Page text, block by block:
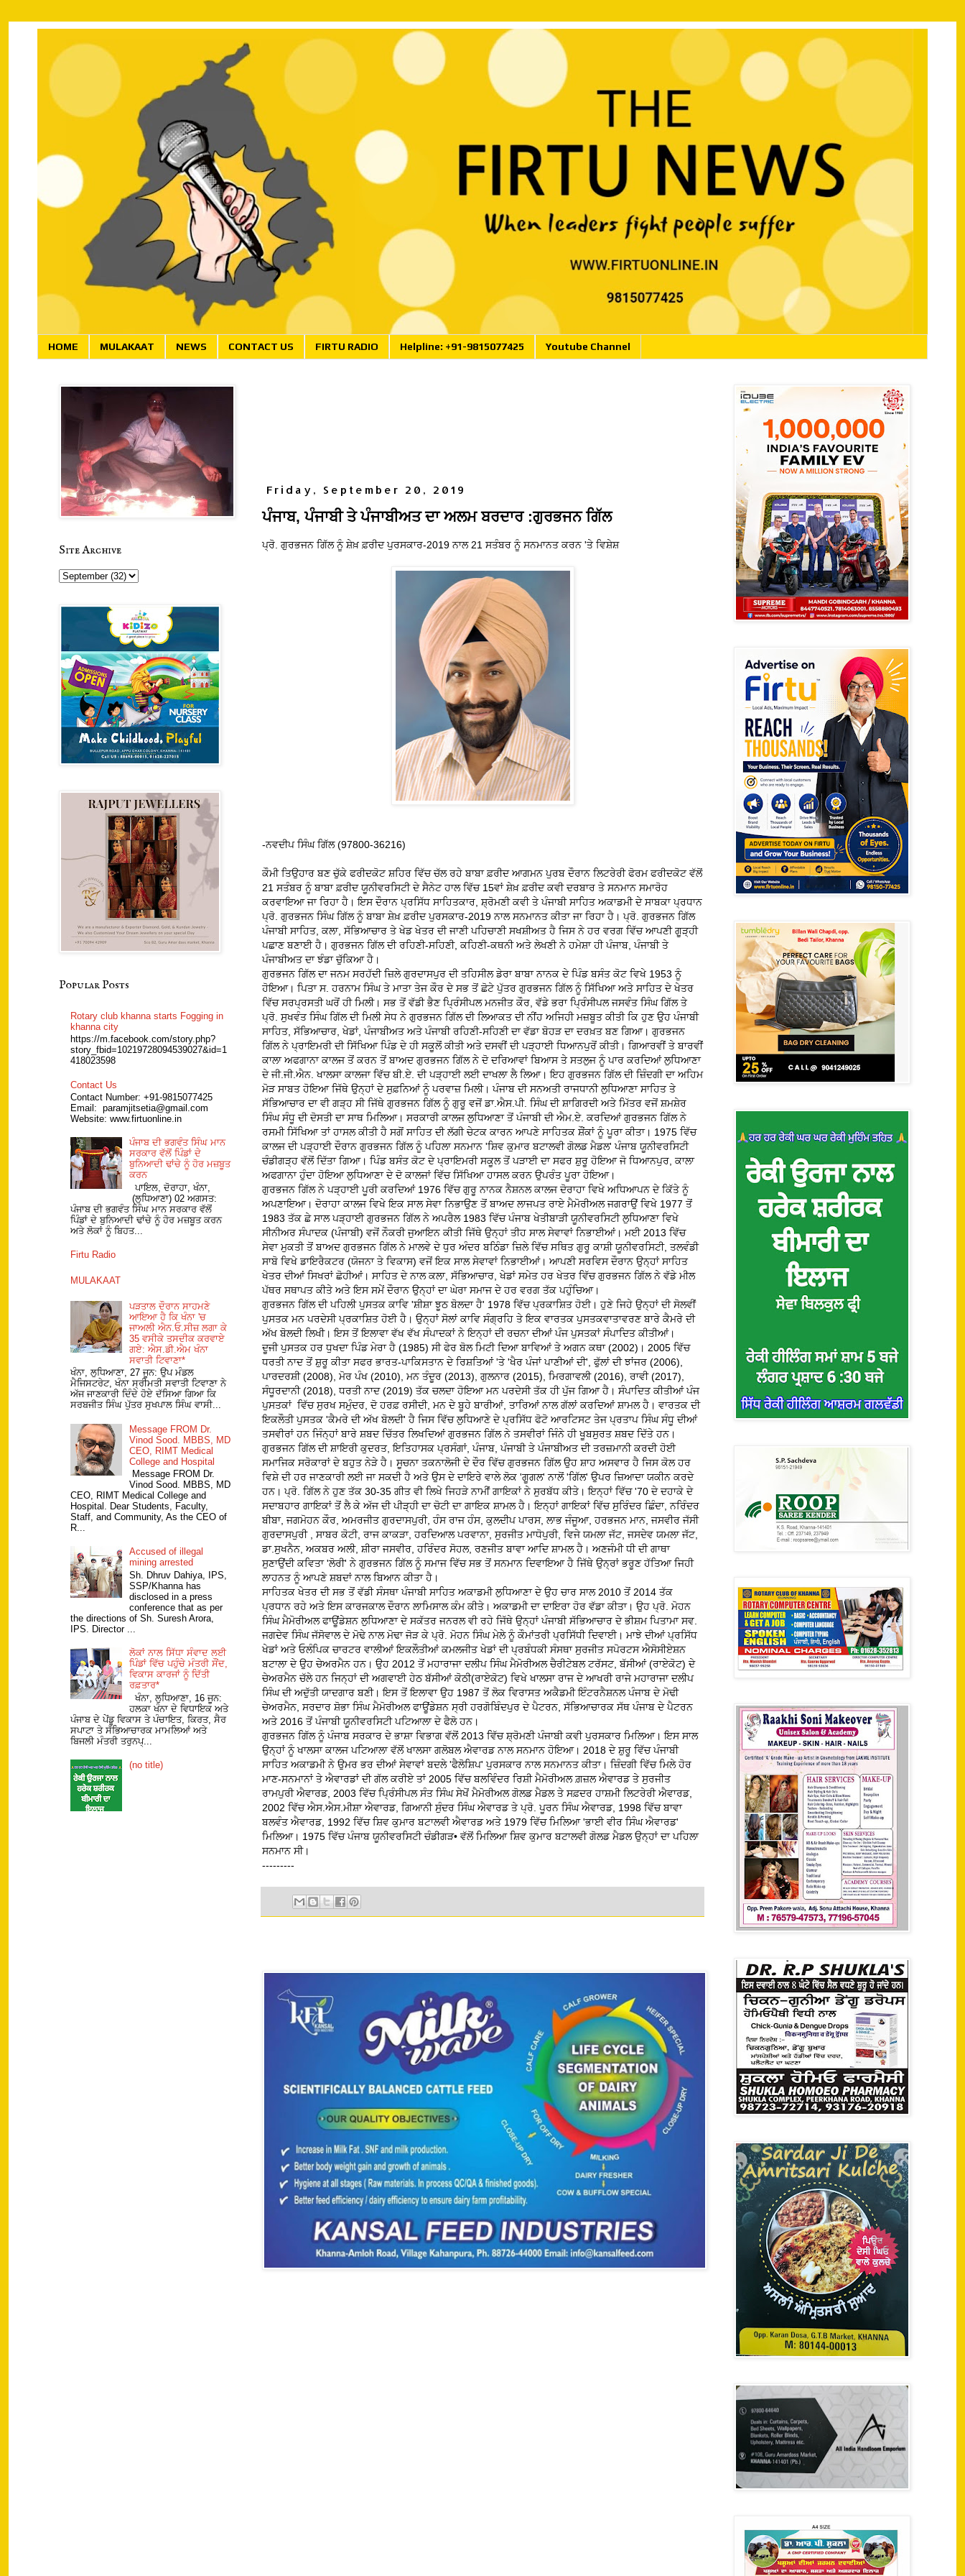
HOME MULAKAAT NEWS CONTACT US FIRTU RADIO Helpline: +91-9815077425 Youtube Channel
Friday, September 20, 2019
ਪੰਜਾਬ, ਪੰਜਾਬੀ ਤੇ ਪੰਜਾਬੀਅਤ ਦਾ ਅਲਮ ਬਰਦਾਰ :ਗੁਰਭਜਨ ਗਿੱਲ
ਪ੍ਰੋ. ਗੁਰਭਜਨ ਗਿੱਲ ਨੂੰ ਸ਼ੇਖ਼ ਫ਼ਰੀਦ ਪੁਰਸਕਾਰ-2019 ਨਾਲ 21 ਸਤੰਬਰ ਨੂੰ ਸਨਮਾਨਤ ਕਰਨ 'ਤੇ ਵਿਸ਼ੇਸ਼
-ਨਵਦੀਪ ਸਿੰਘ ਗਿੱਲ (97800-36216)
ਕੌਮੀ ਤਿਉਹਾਰ ਬਣ ਚੁੱਕੇ ਫਰੀਦਕੋਟ ਸ਼ਹਿਰ ਵਿੱਚ ਚੱਲ ਰਹੇ ਬਾਬਾ ਫ਼ਰੀਦ ਆਗਮਨ ਪੁਰਬ ਦੌਰਾਨ ਲਿਟਰੇਰੀ ਫੋਰਮ ਫਰੀਦਕੋਟ ਵੱਲੋਂ
21 ਸਤੰਬਰ ਨੂੰ ਬਾਬਾ ਫ਼ਰੀਦ ਯੂਨੀਵਰਸਿਟੀ ਦੇ ਸੈਨੇਟ ਹਾਲ ਵਿੱਚ 15ਵਾਂ ਸ਼ੇਖ਼ ਫ਼ਰੀਦ ਕਵੀ ਦਰਬਾਰ ਤੇ ਸਨਮਾਨ ਸਮਾਰੋਹ
ਕਰਵਾਇਆ ਜਾ ਰਿਹਾ ਹੈ। ਇਸ ਦੌਰਾਨ ਪ੍ਰਸਿੱਧ ਸਾਹਿਤਕਾਰ, ਸ਼੍ਰੋਮਣੀ ਕਵੀ ਤੇ ਪੰਜਾਬੀ ਸਾਹਿਤ ਅਕਾਡਮੀ ਦੇ ਸਾਬਕਾ ਪ੍ਰਧਾਨ
ਪ੍ਰੋ. ਗੁਰਭਜਨ ਸਿੰਘ ਗਿੱਲ ਨੂੰ ਬਾਬਾ ਸ਼ੇਖ਼ ਫ਼ਰੀਦ ਪੁਰਸਕਾਰ-2019 ਨਾਲ ਸਨਮਾਨਤ ਕੀਤਾ ਜਾ ਰਿਹਾ ਹੈ। ਪ੍ਰੋ. ਗੁਰਭਜਨ ਗਿੱਲ
ਪੰਜਾਬੀ ਸਾਹਿਤ, ਕਲਾ, ਸੱਭਿਆਚਾਰ ਤੇ ਖੇਡ ਖੇਤਰ ਦੀ ਜਾਣੀ ਪਹਿਚਾਣੀ ਸਖਸ਼ੀਅਤ ਹੈ ਜਿਸ ਨੇ ਹਰ ਵਰਗ ਵਿੱਚ ਆਪਣੀ ਗੂੜ੍ਹੀ
ਪਛਾਣ ਬਣਾਈ ਹੈ। ਗੁਰਭਜਨ ਗਿੱਲ ਦੀ ਰਹਿਣੀ-ਸਹਿਣੀ, ਕਹਿਣੀ-ਕਥਨੀ ਅਤੇ ਲੇਖਣੀ ਨੇ ਹਮੇਸ਼ਾ ਹੀ ਪੰਜਾਬ, ਪੰਜਾਬੀ ਤੇ
ਪੰਜਾਬੀਅਤ ਦਾ ਝੰਡਾ ਚੁੱਕਿਆ ਹੈ।
ਗੁਰਭਜਨ ਗਿੱਲ ਦਾ ਜਨਮ ਸਰਹੱਦੀ ਜ਼ਿਲੇ ਗੁਰਦਾਸਪੁਰ ਦੀ ਤਹਿਸੀਲ ਡੇਰਾ ਬਾਬਾ ਨਾਨਕ ਦੇ ਪਿੰਡ ਬਸੰਤ ਕੋਟ ਵਿਖੇ 1953 ਨੂੰ
ਹੋਇਆ। ਪਿਤਾ ਸ. ਹਰਨਾਮ ਸਿੰਘ ਤੇ ਮਾਤਾ ਤੇਜ ਕੌਰ ਦੇ ਸਭ ਤੋਂ ਛੋਟੇ ਪੁੱਤਰ ਗੁਰਭਜਨ ਗਿੱਲ ਨੂੰ ਸਿੱਖਿਆ ਅਤੇ ਸਾਹਿਤ ਦੇ ਖੇਤਰ
ਵਿੱਚ ਸਰਪ੍ਰਸਤੀ ਘਰੋਂ ਹੀ ਮਿਲੀ। ਸਭ ਤੋਂ ਵੱਡੀ ਭੈਣ ਪ੍ਰਿੰਸੀਪਲ ਮਨਜੀਤ ਕੌਰ, ਵੱਡੇ ਭਰਾ ਪ੍ਰਿੰਸੀਪਲ ਜਸਵੰਤ ਸਿੰਘ ਗਿੱਲ ਤੇ
ਪ੍ਰੋ. ਸੁਖਵੰਤ ਸਿੰਘ ਗਿੱਲ ਦੀ ਮਿਲੀ ਸੇਧ ਨੇ ਗੁਰਭਜਨ ਗਿੱਲ ਦੀ ਲਿਆਕਤ ਦੀ ਨੀਂਹ ਅਜਿਹੀ ਮਜ਼ਬੂਤ ਕੀਤੀ ਕਿ ਹੁਣ ਉਹ ਪੰਜਾਬੀ
ਸਾਹਿਤ, ਸੱਭਿਆਚਾਰ, ਖੇਡਾਂ, ਪੰਜਾਬੀਅਤ ਅਤੇ ਪੰਜਾਬੀ ਰਹਿਣੀ-ਸਹਿਣੀ ਦਾ ਵੱਡਾ ਬੋਹੜ ਦਾ ਦਰਖ਼ਤ ਬਣ ਗਿਆ। ਗੁਰਭਜਨ
ਗਿੱਲ ਨੇ ਪ੍ਰਾਇਮਰੀ ਦੀ ਸਿੱਖਿਆ ਪਿੰਡ ਦੇ ਹੀ ਸਕੂਲੋਂ ਕੀਤੀ ਅਤੇ ਦਸਵੀਂ ਦੀ ਪੜ੍ਹਾਈ ਧਿਆਨਪੁਰੋਂ ਕੀਤੀ। ਗਿਆਰਵੀਂ ਤੇ ਬਾਰਵੀਂ
ਕਾਲਾ ਅਫਗਾਨਾ ਕਾਲਜ ਤੋਂ ਕਰਨ ਤੋਂ ਬਾਅਦ ਗੁਰਭਜਨ ਗਿੱਲ ਨੇ ਦੋ ਦਰਿਆਵਾਂ ਬਿਆਸ ਤੇ ਸਤਲੁਜ ਨੂੰ ਪਾਰ ਕਰਦਿਆਂ ਲੁਧਿਆਣਾ
ਦੇ ਜੀ.ਜੀ.ਐਨ. ਖਾਲਸਾ ਕਾਲਜਾ ਵਿੱਚ ਬੀ.ਏ. ਦੀ ਪੜ੍ਹਾਈ ਲਈ ਦਾਖਲਾ ਲੈ ਲਿਆ। ਇਹ ਗੁਰਭਜਨ ਗਿੱਲ ਦੀ ਜ਼ਿੰਦਗੀ ਦਾ ਅਹਿਮ
ਮੋੜ ਸਾਬਤ ਹੋਇਆ ਜਿੱਥੇ ਉਨ੍ਹਾਂ ਦੇ ਸੁਫ਼ਨਿਆਂ ਨੂੰ ਪਰਵਾਜ਼ ਮਿਲੀ। ਪੰਜਾਬ ਦੀ ਸਨਅਤੀ ਰਾਜਧਾਨੀ ਲੁਧਿਆਣਾ ਸਾਹਿਤ ਤੇ
ਸੱਭਿਆਚਾਰ ਦਾ ਵੀ ਗੜ੍ਹ ਸੀ ਜਿੱਥੇ ਗੁਰਭਜਨ ਗਿੱਲ ਨੂੰ ਗੁਰੂ ਵਜੋਂ ਡਾ.ਐਸ.ਪੀ. ਸਿੰਘ ਦੀ ਸ਼ਾਗਿਰਦੀ ਅਤੇ ਮਿੱਤਰ ਵਜੋਂ ਸ਼ਮਸ਼ੇਰ
ਸਿੰਘ ਸੰਧੂ ਦੀ ਦੋਸਤੀ ਦਾ ਸਾਥ ਮਿਲਿਆ। ਸਰਕਾਰੀ ਕਾਲਜ ਲੁਧਿਆਣਾ ਤੋਂ ਪੰਜਾਬੀ ਦੀ ਐਮ.ਏ. ਕਰਦਿਆਂ ਗੁਰਭਜਨ ਗਿੱਲ ਨੇ
ਰਸਮੀ ਸਿੱਖਿਆ ਤਾਂ ਹਾਸਲ ਕੀਤੀ ਹੈ ਸਗੋਂ ਸਾਹਿਤ ਦੀ ਲੱਗੀ ਚੇਟਕ ਕਾਰਨ ਆਪਣੇ ਸਾਹਿਤਕ ਸ਼ੌਂਕਾਂ ਨੂੰ ਪੂਰਾ ਕੀਤਾ। 1975 ਵਿੱਚ
ਕਾਲਜ ਦੀ ਪੜ੍ਹਾਈ ਦੌਰਾਨ ਗੁਰਭਜਨ ਗਿੱਲ ਨੂੰ ਪਹਿਲਾ ਸਨਮਾਨ 'ਸ਼ਿਵ ਕੁਮਾਰ ਬਟਾਲਵੀ ਗੋਲਡ ਮੈਡਲ' ਪੰਜਾਬ ਯੂਨੀਵਰਸਿਟੀ
ਚੰਡੀਗੜ੍ਹ ਵੱਲੋਂ ਦਿੱਤਾ ਗਿਆ। ਪਿੰਡ ਬਸੰਤ ਕੋਟ ਦੇ ਪ੍ਰਾਇਮਰੀ ਸਕੂਲ ਤੋਂ ਪੜਾਈ ਦਾ ਸਫਰ ਸ਼ੁਰੂ ਹੋਇਆ ਜੋ ਧਿਆਨਪੁਰ, ਕਾਲਾ
ਅਫਗਾਨਾ ਹੁੰਦਾ ਹੋਇਆ ਲੁਧਿਆਣਾ ਦੇ ਦੋ ਕਾਲਜਾਂ ਵਿੱਚ ਸਿੱਖਿਆ ਹਾਸਲ ਕਰਨ ਉਪਰੰਤ ਪੂਰਾ ਹੋਇਆ।
ਗੁਰਭਜਨ ਗਿੱਲ ਨੇ ਪੜ੍ਹਾਈ ਪੂਰੀ ਕਰਦਿਆਂ 1976 ਵਿੱਚ ਗੁਰੂ ਨਾਨਕ ਨੈਸ਼ਨਲ ਕਾਲਜ ਦੋਰਾਹਾ ਵਿਖੇ ਅਧਿਆਪਨ ਦੇ ਕਿੱਤੇ ਨੂੰ
ਅਪਣਾਇਆ। ਦੋਰਾਹਾ ਕਾਲਜ ਵਿਖੇ ਇਕ ਸਾਲ ਸੇਵਾ ਨਿਭਾਉਣ ਤੋਂ ਬਾਅਦ ਲਾਜਪਤ ਰਾਏ ਮੈਮੋਰੀਅਲ ਜਗਰਾਉਂ ਵਿਖੇ 1977 ਤੋਂ
1983 ਤੱਕ ਛੇ ਸਾਲ ਪੜ੍ਹਾਈ ਗੁਰਭਜਨ ਗਿੱਲ ਨੇ ਅਪਰੈਲ 1983 ਵਿੱਚ ਪੰਜਾਬ ਖੇਤੀਬਾੜੀ ਯੂਨੀਵਰਸਿਟੀ ਲੁਧਿਆਣਾ ਵਿਖੇ
ਸੀਨੀਅਰ ਸੰਪਾਦਕ (ਪੰਜਾਬੀ) ਵਜੋਂ ਨੌਕਰੀ ਜੁਆਇਨ ਕੀਤੀ ਜਿੱਥੇ ਉਨ੍ਹਾਂ ਤੀਹ ਸਾਲ ਸੇਵਾਵਾਂ ਨਿਭਾਈਆਂ। ਮਈ 2013 ਵਿੱਚ
ਸੇਵਾ ਮੁਕਤੀ ਤੋਂ ਬਾਅਦ ਗੁਰਭਜਨ ਗਿੱਲ ਨੇ ਮਾਲਵੇ ਦੇ ਧੁਰ ਅੰਦਰ ਬਠਿੰਡਾ ਜ਼ਿਲੇ ਵਿੱਚ ਸਥਿਤ ਗੁਰੂ ਕਾਸ਼ੀ ਯੂਨੀਵਰਸਿਟੀ, ਤਲਵੰਡੀ
ਸਾਬੋ ਵਿਖੇ ਡਾਇਰੈਕਟਰ (ਯੋਜਨਾ ਤੇ ਵਿਕਾਸ) ਵਜੋਂ ਇਕ ਸਾਲ ਸੇਵਾਵਾਂ ਨਿਭਾਈਆਂ। ਆਪਣੀ ਸਰਵਿਸ ਦੌਰਾਨ ਉਨ੍ਹਾਂ ਸਾਹਿਤ
ਖੇਤਰ ਦੀਆਂ ਸਿਖਰਾਂ ਛੋਹੀਆਂ। ਸਾਹਿਤ ਦੇ ਨਾਲ ਕਲਾ, ਸੱਭਿਆਚਾਰ, ਖੇਡਾਂ ਸਮੇਤ ਹਰ ਖੇਤਰ ਵਿੱਚ ਗੁਰਭਜਨ ਗਿੱਲ ਨੇ ਵੱਡੇ ਮੀਲ
ਪੱਥਰ ਸਥਾਪਤ ਕੀਤੇ ਅਤੇ ਇਸ ਸਮੇਂ ਦੌਰਾਨ ਉਨ੍ਹਾਂ ਦਾ ਘੇਰਾ ਸਮਾਜ ਦੇ ਹਰ ਵਰਗ ਤੱਕ ਪਹੁੰਚਿਆ।
ਗੁਰਭਜਨ ਗਿੱਲ ਦੀ ਪਹਿਲੀ ਪੁਸਤਕ ਕਾਵਿ 'ਸ਼ੀਸ਼ਾ ਝੂਠ ਬੋਲਦਾ ਹੈ' 1978 ਵਿੱਚ ਪ੍ਰਕਾਸ਼ਿਤ ਹੋਈ। ਹੁਣੇ ਜਿਹੇ ਉਨ੍ਹਾਂ ਦੀ ਸੋਲਵੀਂ
ਪੁਸਤਕ ਮਨ ਪਰਦੇਸੀ ਪ੍ਰਕਾਸ਼ਿਤ ਹੋਈ ਹੈ। ਉਨ੍ਹਾਂ ਸੋਲਾਂ ਕਾਵਿ ਸੰਗ੍ਰਹਿ ਤੇ ਇਕ ਵਾਰਤਕ ਪੁਸਤਕਵਾਤਾਵਰਣ ਬਾਰੇ ਕੈਮਰੇ ਦੀ
ਅੱਖ ਬੋਲਦੀ ਲਿਖੀ। ਇਸ ਤੋਂ ਇਲਾਵਾ ਵੱਖ ਵੱਖ ਸੰਪਾਦਕਾਂ ਨੇ ਇਨ੍ਹਾਂ ਦੀ ਰਚਨਾ ਦੀਆਂ ਪੰਜ ਪੁਸਤਕਾਂ ਸੰਪਾਦਿਤ ਕੀਤੀਆਂ।
ਦੂਜੀ ਪੁਸਤਕ ਹਰ ਧੁਖਦਾ ਪਿੰਡ ਮੇਰਾ ਹੈ (1985) ਸੀ ਫੇਰ ਬੋਲ ਮਿਟੀ ਦਿਆ ਬਾਵਿਆਂ ਤੇ ਅਗਨ ਕਥਾ (2002)। 2005 ਵਿੱਚ
ਧਰਤੀ ਨਾਦ ਤੋਂ ਸ਼ੁਰੂ ਕੀਤਾ ਸਫਰ ਭਾਰਤ-ਪਾਕਿਸਤਾਨ ਦੇ ਰਿਸ਼ਤਿਆਂ 'ਤੇ 'ਖੈਰ ਪੰਜਾਂ ਪਾਣੀਆਂ ਦੀ', ਫੁੱਲਾਂ ਦੀ ਝਾਂਜਰ (2006),
ਪਾਰਦਰਸ਼ੀ (2008), ਮੋਰ ਪੰਖ (2010), ਮਨ ਤੰਦੂਰ (2013), ਗੁਲਨਾਰ (2015), ਮਿਰਗਾਵਲੀ (2016), ਰਾਵੀ (2017),
ਸੰਧੂਰਦਾਨੀ (2018), ਧਰਤੀ ਨਾਦ (2019) ਤੱਕ ਚਲਦਾ ਹੋਇਆ ਮਨ ਪਰਦੇਸੀ ਤੱਕ ਹੀ ਪੁੱਜ ਗਿਆ ਹੈ। ਸੰਪਾਦਿਤ ਕੀਤੀਆਂ ਪੰਜ
ਪੁਸਤਕਾਂ ਵਿੱਚ ਸੁਰਖ ਸਮੁੰਦਰ, ਦੋ ਹਰਫ਼ ਰਸੀਦੀ, ਮਨ ਦੇ ਬੂਹੇ ਬਾਰੀਆਂ, ਤਾਰਿਆਂ ਨਾਲ ਗੱਲਾਂ ਕਰਦਿਆਂ ਸ਼ਾਮਲ ਹੈ। ਵਾਰਤਕ ਦੀ
ਇਕਲੌਤੀ ਪੁਸਤਕ 'ਕੈਮਰੇ ਦੀ ਅੱਖ ਬੋਲਦੀ' ਹੈ ਜਿਸ ਵਿੱਚ ਲੁਧਿਆਣੇ ਦੇ ਪ੍ਰਸਿੱਧ ਫੋਟੋ ਆਰਟਿਸਟ ਤੇਜ ਪ੍ਰਤਾਪ ਸਿੰਘ ਸੰਧੂ ਦੀਆਂ
ਤਸਵੀਰਾਂ ਹਨ ਜਿੰਨ੍ਹਾਂ ਬਾਰੇ ਸ਼ਬਦ ਚਿੱਤਰ ਲਿਖਦਿਆਂ ਗੁਰਭਜਨ ਗਿੱਲ ਨੇ ਤਸਵੀਰਾਂ ਜਿੰਨੇ ਹੀ ਖੂਬਸੁਰਤ ਸ਼ਬਦ ਦਿੱਤੇ ਹਨ।
ਗੁਰਭਜਨ ਗਿੱਲ ਦੀ ਸ਼ਾਇਰੀ ਕੁਦਰਤ, ਇਤਿਹਾਸਕ ਪ੍ਰਸੰਗਾਂ, ਪੰਜਾਬ, ਪੰਜਾਬੀ ਤੇ ਪੰਜਾਬੀਅਤ ਦੀ ਤਰਜ਼ਮਾਨੀ ਕਰਦੀ ਹੋਈ
ਸਮਾਜਿਕ ਸਰੋਕਾਰਾਂ ਦੇ ਬਹੁਤ ਨੇੜੇ ਹੈ। ਸੂਚਨਾ ਤਕਨਾਲੋਜੀ ਦੇ ਦੌਰ ਵਿੱਚ ਗੁਰਭਜਨ ਗਿੱਲ ਉਹ ਸ਼ਾਹ ਅਸਵਾਰ ਹੈ ਜਿਸ ਕੋਲ ਹਰ
ਵਿਸ਼ੇ ਦੀ ਹਰ ਜਾਣਕਾਰੀ ਲਈ ਜਾ ਸਕਦੀ ਹੈ ਅਤੇ ਉਸ ਦੇ ਦਾਇਰੇ ਵਾਲੇ ਲੋਕ 'ਗੂਗਲ' ਨਾਲੋਂ 'ਗਿੱਲ' ਉਪਰ ਜ਼ਿਆਦਾ ਯਕੀਨ ਕਰਦੇ
ਹਨ। ਪ੍ਰੋ. ਗਿੱਲ ਨੇ ਹੁਣ ਤੱਕ 30-35 ਗੀਤ ਵੀ ਲਿਖੇ ਜਿਹੜੇ ਨਾਮੀਂ ਗਾਇਕਾਂ ਨੇ ਸੁਰਬੱਧ ਕੀਤੇ। ਇਨ੍ਹਾਂ ਵਿੱਚ '70 ਦੇ ਦਹਾਕੇ ਦੇ
ਸਦਾਬਹਾਰ ਗਾਇਕਾਂ ਤੋਂ ਲੈ ਕੇ ਅੱਜ ਦੀ ਪੀੜ੍ਹੀ ਦਾ ਚੋਟੀ ਦਾ ਗਾਇਕ ਸ਼ਾਮਲ ਹੈ। ਇਨ੍ਹਾਂ ਗਾਇਕਾਂ ਵਿੱਚ ਸੁਰਿੰਦਰ ਛਿੰਦਾ, ਨਰਿੰਦਰ
ਬੀਬਾ, ਜਗਮੋਹਨ ਕੌਰ, ਅਮਰਜੀਤ ਗੁਰਦਾਸਪੁਰੀ, ਹੰਸ ਰਾਜ ਹੰਸ, ਕੁਲਦੀਪ ਪਾਰਸ, ਲਾਭ ਜੰਜੂਆ, ਹਰਭਜਨ ਮਾਨ, ਜਸਵੀਰ ਜੱਸੀ
ਗੁਰਦਾਸਪੁਰੀ , ਸਾਬਰ ਕੋਟੀ, ਰਾਜ ਕਾਕੜਾ, ਹਰਦਿਆਲ ਪਰਵਾਨਾ, ਸੁਰਜੀਤ ਮਾਧੋਪੁਰੀ, ਵਿਜੇ ਯਮਲਾ ਜੱਟ, ਜਸਦੇਵ ਯਮਲਾ ਜੱਟ,
ਡਾ.ਸੁਖਨੈਨ, ਅਕਬਰ ਅਲੀ, ਸ਼ੀਰਾ ਜਸਵੀਰ, ਹਰਿੰਦਰ ਸੋਹਲ, ਰਣਜੀਤ ਬਾਵਾ ਆਦਿ ਸ਼ਾਮਲ ਹੈ। ਅਣਜੰਮੀ ਧੀ ਦੀ ਗਾਥਾ
ਸੁਣਾਉਂਦੀ ਕਵਿਤਾ 'ਲੋਰੀ' ਨੇ ਗੁਰਭਜਨ ਗਿੱਲ ਨੂੰ ਸਮਾਜ ਵਿੱਚ ਸਭ ਤੋਂ ਸਨਮਾਨ ਦਿਵਾਇਆ ਹੈ ਜਿੱਥੇ ਉਨ੍ਰਾਂ ਭਰੂਣ ਹੱਤਿਆ ਜਿਹੀ
ਲਾਹਨਤ ਨੂੰ ਆਪਣੇ ਸ਼ਬਦਾਂ ਨਾਲ ਬਿਆਨ ਕੀਤਾ ਹੈ।
ਸਾਹਿਤਕ ਖੇਤਰ ਦੀ ਸਭ ਤੋਂ ਵੱਡੀ ਸੰਸਥਾ ਪੰਜਾਬੀ ਸਾਹਿਤ ਅਕਾਡਮੀ ਲੁਧਿਆਣਾ ਦੇ ਉਹ ਚਾਰ ਸਾਲ 2010 ਤੋਂ 2014 ਤੱਕ
ਪ੍ਰਧਾਨ ਰਹੇ ਅਤੇ ਇਸ ਕਾਰਜਕਾਲ ਦੌਰਾਨ ਲਾਮਿਸਾਲ ਕੰਮ ਕੀਤੇ। ਅਕਾਡਮੀ ਦਾ ਦਾਇਰਾ ਹੋਰ ਵੱਡਾ ਕੀਤਾ। ਉਹ ਪ੍ਰੋ. ਮੋਹਨ
ਸਿੰਘ ਮੈਮੋਰੀਅਲ ਫਾਊਂਡੇਸ਼ਨ ਲੁਧਿਆਣਾ ਦੇ ਸਕੱਤਰ ਜਨਰਲ ਵੀ ਰਹੇ ਜਿੱਥੇ ਉਨ੍ਹਾਂ ਪੰਜਾਬੀ ਸੱਭਿਆਚਾਰ ਦੇ ਭੀਸ਼ਮ ਪਿਤਾਮਾ ਸਵ.
ਜਗਦੇਵ ਸਿੰਘ ਜੱਸੋਵਾਲ ਦੇ ਮੋਢੇ ਨਾਲ ਮੋਢਾ ਜੋੜ ਕੇ ਪ੍ਰੋ. ਮੋਹਨ ਸਿੰਘ ਮੇਲੇ ਨੂੰ ਕੌਮਾਂਤਰੀ ਪ੍ਰਸਿੱਧੀ ਦਿਵਾਈ। ਮਾਝੇ ਦੀਆਂ ਪ੍ਰਸਿੱਧ
ਖੇਡਾਂ ਅਤੇ ਓਲੰਪਿਕ ਚਾਰਟਰ ਵਾਲੀਆਂ ਇਕਲੌਤੀਆਂ ਕਮਲਜੀਤ ਖੇਡਾਂ ਦੀ ਪ੍ਰਬੰਧਕੀ ਸੰਸਥਾ ਸੁਰਜੀਤ ਸਪੋਰਟਸ ਐਸੋਸੀਏਸ਼ਨ
ਬਟਾਲਾ ਦੇ ਉਹ ਚੇਅਰਮੈਨ ਹਨ। ਉਹ 2012 ਤੋਂ ਮਹਾਰਾਜਾ ਦਲੀਪ ਸਿੰਘ ਮੈਮੋਰੀਅਲ ਚੈਰੀਟੇਬਲ ਟਰੱਸਟ, ਬੱਸੀਆਂ (ਰਾਏਕੋਟ) ਦੇ
ਚੇਅਰਮੈਨ ਚੱਲੇ ਹਨ ਜਿਨ੍ਹਾਂ ਦੀ ਅਗਵਾਈ ਹੇਠ ਬੱਸੀਆਂ ਕੋਠੀ(ਰਾਏਕੋਟ) ਵਿਖੇ ਖਾਲਸਾ ਰਾਜ ਦੇ ਆਖਰੀ ਰਾਜੇ ਮਹਾਰਾਜਾ ਦਲੀਪ
ਸਿੰਘ ਦੀ ਅਦੁੱਤੀ ਯਾਦਗਾਰ ਬਣੀ। ਇਸ ਤੋਂ ਇਲਾਵਾ ਉਹ 1987 ਤੋਂ ਲੋਕ ਵਿਰਾਸਤ ਅਕੈਡਮੀ ਇੰਟਰਨੈਸ਼ਨਲ ਪੰਜਾਬ ਦੇ ਮੋਢੀ
ਚੇਅਰਮੈਨ, ਸਰਦਾਰ ਸ਼ੋਭਾ ਸਿੰਘ ਮੈਮੋਰੀਅਲ ਫਾਊਂਡੇਸ਼ਨ ਸ੍ਰੀ ਹਰਗੋਬਿੰਦਪੁਰ ਦੇ ਪੈਟਰਨ, ਸੱਭਿਆਚਾਰਕ ਸੱਥ ਪੰਜਾਬ ਦੇ ਪੈਟਰਨ
ਅਤੇ 2016 ਤੋਂ ਪੰਜਾਬੀ ਯੂਨੀਵਰਸਿਟੀ ਪਟਿਆਲਾ ਦੇ ਫੈਲੋ ਹਨ।
ਗੁਰਭਜਨ ਗਿੱਲ ਨੂੰ ਪੰਜਾਬ ਸਰਕਾਰ ਦੇ ਭਾਸ਼ਾ ਵਿਭਾਗ ਵੱਲੋਂ 2013 ਵਿੱਚ ਸ਼੍ਰੋਮਣੀ ਪੰਜਾਬੀ ਕਵੀ ਪੁਰਸਕਾਰ ਮਿਲਿਆ। ਇਸ ਸਾਲ
ਉਨ੍ਹਾਂ ਨੂੰ ਖਾਲਸਾ ਕਾਲਜ ਪਟਿਆਲਾ ਵੱਲੋਂ ਖਾਲਸਾ ਗਲੋਬਲ ਐਵਾਰਡ ਨਾਲ ਸਨਮਾਨ ਹੋਇਆ। 2018 ਦੇ ਸ਼ੁਰੂ ਵਿੱਚ ਪੰਜਾਬੀ
ਸਾਹਿਤ ਅਕਾਡਮੀ ਨੇ ਉਮਰ ਭਰ ਦੀਆਂ ਸੇਵਾਵਾਂ ਬਦਲੇ 'ਫੈਲੋਸ਼ਿਪ' ਪੁਰਸਕਾਰ ਨਾਲ ਸਨਮਾਨਤ ਕੀਤਾ। ਜ਼ਿੰਦਗੀ ਵਿੱਚ ਮਿਲੇ ਹੋਰ
ਮਾਣ-ਸਨਮਾਨਾਂ ਤੇ ਐਵਾਰਡਾਂ ਦੀ ਗੱਲ ਕਰੀਏ ਤਾਂ 2005 ਵਿੱਚ ਬਲਵਿੰਦਰ ਰਿਸ਼ੀ ਮੈਮੋਰੀਅਲ ਗ਼ਜ਼ਲ ਐਵਾਰਡ ਤੇ ਸੁਰਜੀਤ
ਰਾਮਪੁਰੀ ਐਵਾਰਡ, 2003 ਵਿੱਚ ਪ੍ਰਿੰਸੀਪਲ ਸੰਤ ਸਿੰਘ ਸੇਖੋਂ ਮੈਮੋਰੀਅਲ ਗੋਲਡ ਮੈਡਲ ਤੇ ਸਫ਼ਦਰ ਹਾਸ਼ਮੀ ਲਿਟਰੇਰੀ ਐਵਾਰਡ,
2002 ਵਿੱਚ ਐਸ.ਐਸ.ਮੀਸ਼ਾ ਐਵਾਰਡ, ਗਿਆਨੀ ਸੁੰਦਰ ਸਿੰਘ ਐਵਾਰਡ ਤੇ ਪ੍ਰੋ. ਪੂਰਨ ਸਿੰਘ ਐਵਾਰਡ, 1998 ਵਿੱਚ ਬਾਵਾ
ਬਲਵੰਤ ਐਵਾਰਡ, 1992 ਵਿੱਚ ਸ਼ਿਵ ਕੁਮਾਰ ਬਟਾਲਵੀ ਐਵਾਰਡ ਅਤੇ 1979 ਵਿੱਚ ਮਿਲਿਆ 'ਭਾਈ ਵੀਰ ਸਿੰਘ ਐਵਾਰਡ'
ਮਿਲਿਆ। 1975 ਵਿੱਚ ਪੰਜਾਬ ਯੂਨੀਵਰਸਿਟੀ ਚੰਡੀਗੜ• ਵੱਲੋਂ ਮਿਲਿਆ ਸ਼ਿਵ ਕੁਮਾਰ ਬਟਾਲਵੀ ਗੋਲਡ ਮੈਡਲ ਉਨ੍ਹਾਂ ਦਾ ਪਹਿਲਾ
ਸਨਮਾਨ ਸੀ।
---------
Site Archive
Popular Posts
Rotary club khanna starts Fogging in
khanna city
https://m.facebook.com/story.php?
story_fbid=10219728094539027&id=1
418023598
Contact Us
Contact Number: +91-9815077425
Email: paramjitsetia@gmail.com
Website: www.firtuonline.in
ਪੰਜਾਬ ਦੀ ਭਗਵੰਤ ਸਿੰਘ ਮਾਨ
ਸਰਕਾਰ ਵੱਲੋਂ ਪਿੰਡਾਂ ਦੇ
ਬੁਨਿਆਦੀ ਢਾਂਚੇ ਨੂੰ ਹੋਰ ਮਜ਼ਬੂਤ
ਕਰਨ
ਪਾਇਲ, ਦੋਰਾਹਾ, ਖੰਨਾ,
(ਲੁਧਿਆਣਾ) 02 ਅਗਸਤ:
ਪੰਜਾਬ ਦੀ ਭਗਵੰਤ ਸਿੰਘ ਮਾਨ ਸਰਕਾਰ ਵੱਲੋਂ
ਪਿੰਡਾਂ ਦੇ ਬੁਨਿਆਦੀ ਢਾਂਚੇ ਨੂੰ ਹੋਰ ਮਜ਼ਬੂਤ ਕਰਨ
ਅਤੇ ਲੋਕਾਂ ਨੂੰ ਬਿਹਤ...
Firtu Radio
MULAKAAT
ਪੜਤਾਲ ਦੌਰਾਨ ਸਾਹਮਣੇ
ਆਇਆ ਹੈ ਕਿ ਖੰਨਾ 'ਚ
ਜਾਅਲੀ ਐਨ.ਓ.ਸੀਜ਼ ਲਗਾ ਕੇ
35 ਵਸੀਕੇ ਤਸਦੀਕ ਕਰਵਾਏ
ਗਏ: ਐਸ.ਡੀ.ਐਮ ਖੰਨਾ
ਸਵਾਤੀ ਟਿਵਾਣਾ*
ਖੰਨਾ, ਲੁਧਿਆਣਾ, 27 ਜੂਨ: ਉਪ ਮੰਡਲ
ਮੈਜਿਸਟਰੇਟ, ਖੰਨਾ ਸ੍ਰੀਮਤੀ ਸਵਾਤੀ ਟਿਵਾਣਾ ਨੇ
ਅੱਜ ਜਾਣਕਾਰੀ ਦਿੰਦੇ ਹੋਏ ਦੱਸਿਆ ਗਿਆ ਕਿ
ਸਰਬਜੀਤ ਸਿੰਘ ਪੁੱਤਰ ਸੁਖਪਾਲ ਸਿੰਘ ਵਾਸੀ...
Message FROM Dr.
Vinod Sood. MBBS, MD
CEO, RIMT Medical
College and Hospital
Message FROM Dr.
Vinod Sood. MBBS, MD
CEO, RIMT Medical College and
Hospital. Dear Students, Faculty,
Staff, and Community, As the CEO of
R...
Accused of illegal
mining arrested
Sh. Dhruv Dahiya, IPS,
SSP/Khanna has
disclosed in a press
conference that as per
the directions of Sh. Suresh Arora,
IPS. Director ...
ਲੋਕਾਂ ਨਾਲ ਸਿੱਧਾ ਸੰਵਾਦ ਲਈ
ਪਿੰਡਾਂ ਵਿੱਚ ਪਹੁੰਚੇ ਮੰਤਰੀ ਸੌਂਦ,
ਵਿਕਾਸ ਕਾਰਜਾਂ ਨੂੰ ਦਿੱਤੀ
ਰਫ਼ਤਾਰ*
ਖੰਨਾ, ਲੁਧਿਆਣਾ, 16 ਜੂਨ:
ਹਲਕਾ ਖੰਨਾ ਦੇ ਵਿਧਾਇਕ ਅਤੇ
ਪੰਜਾਬ ਦੇ ਪੇਂਡੂ ਵਿਕਾਸ ਤੇ ਪੰਚਾਇਤ, ਕਿਰਤ, ਸੈਰ
ਸਪਾਟਾ ਤੇ ਸੱਭਿਆਚਾਰਕ ਮਾਮਲਿਆਂ ਅਤੇ
ਬਿਜਲੀ ਮੰਤਰੀ ਤਰੁਨਪ੍...
(no title)